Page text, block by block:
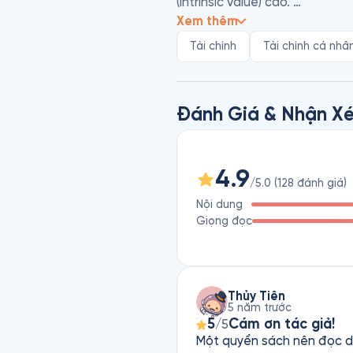
Tác giả Benjamin Graham là
Tuy xuất thân trong gia đình
Xem thêm
Tài chính Tài chính cá
Đánh Giá & Nhận
4.9/5.0 (128 đánh giá)
Nội dung
Giọng đọc
Thủy Tiên
5 năm trước
5/5Cám ơn tác giả!
Một quyển sách nên đọc